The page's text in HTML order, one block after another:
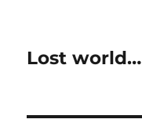
Lost world…